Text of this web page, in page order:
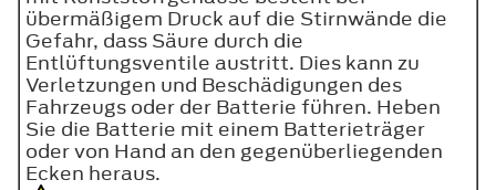
übermäßigem Druck auf die Stirnwände die
Gefahr, dass Säure durch die
Entlüftungsventile austritt. Dies kann zu
Verletzungen und Beschädigungen des
Fahrzeugs oder der Batterie führen. Heben
Sie die Batterie mit einem Batterieträger
oder von Hand an den gegenüberliegenden
Ecken heraus.